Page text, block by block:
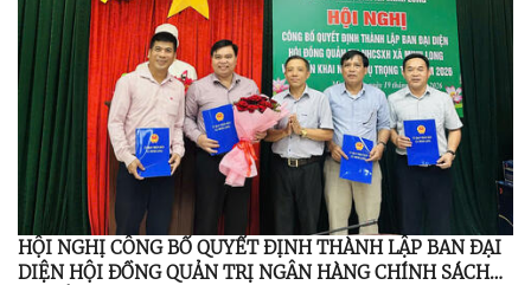
HỘI NGHỊ CÔNG BỐ QUYẾT ĐỊNH THÀNH LẬP BAN ĐẠI
DIỆN HỘI ĐỒNG QUẢN TRỊ NGÂN HÀNG CHÍNH SÁCH